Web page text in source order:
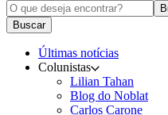
Buscar
Últimas notícias
Colunistas
Lilian Tahan
Blog do Noblat
Carlos Carone